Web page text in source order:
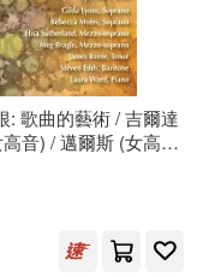
: 歌曲的藝術 / 吉爾達
音) / 邁爾斯 (女高
蘭 (女中音) / 布拉格
文埃迪 (男中音) / 勞
(鋼琴)( Bragle (mezzo-
/ ames Reese (tenor)